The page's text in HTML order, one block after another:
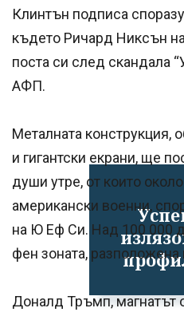
Клинтън подписа
където Ричард Никсън
поста си след скандала
АФП.
Металната конструкция,
и гигантски екрани, ще
души утре, от които
американски военни,
на Ю Еф Си. Над 100 000
фен зоната, разположена
Доналд Тръмп, магнатът